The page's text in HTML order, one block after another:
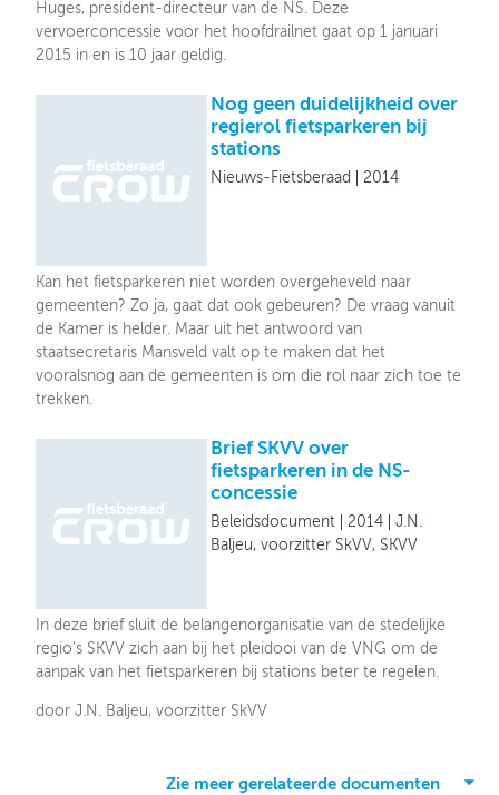
Huges, president-directeur van de NS. Deze
vervoerconcessie voor het hoofdrailnet gaat op 1 januari
2015 in en is 10 jaar geldig.
Nog geen duidelijkheid over
regierol fietsparkeren bij
stations
Nieuws-Fietsberaad 2014
Kan het fietsparkeren niet worden overgeheveld naar
gemeenten? Zo ja, gaat dat ook gebeuren? De vraag vanuit
de Kamer is helder. Maar uit het antwoord van
staatsecretaris Mansveld valt op te maken dat het
vooralsnog aan de gemeenten is om die rol naar zich toe te
trekken.
Brief SKVV over
fietsparkeren in de NS-
concessie
Beleidsdocument 2014
J.N.
Baljeu, voorzitter SkVV, SKVV
In deze brief sluit de belangenorganisatie van de stedelijke
regio's SKVV zich aan bij het pleidooi van de VNG om de
aanpak van het fietsparkeren bij stations beter te regelen.
door J.N. Baljeu, voorzitter SkVV
Zie meer gerelateerde documenten